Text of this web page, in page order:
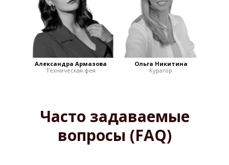
Ольга Никитина
Куратор
Александра Армазова
Техническая фея
Часто задаваемые
вопросы (FAQ)